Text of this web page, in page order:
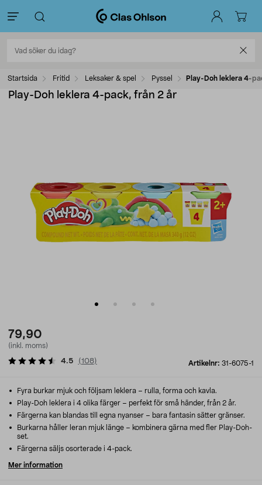
Startsida Fritid Leksaker & spel Pyssel Play-Doh leklera 4-
Play-Doh leklera 4-pack, från 2 år
79,90
(inkl. moms)
Artikelnr: 31-6075-1
4.5 (108)
Fyra burkar mjuk och följsam leklera – rulla, forma och kavla.
Play-Doh leklera i 4 olika färger – perfekt för små händer, från 2 år.
Färgerna kan blandas till egna nyanser – bara fantasin sätter gränser.
Burkarna håller leran mjuk länge – kombinera gärna med fler Play-Doh-
set.
Färgerna säljs osorterade i 4-pack.
Mer information